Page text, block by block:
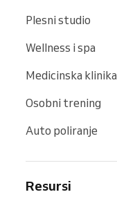
Plesni studio
Wellness i spa
Medicinska klinika
Osobni trening
Auto poliranje
Resursi